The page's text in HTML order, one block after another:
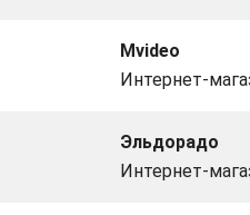
Mvideo
Интернет-
Эльдорадо
Интернет-